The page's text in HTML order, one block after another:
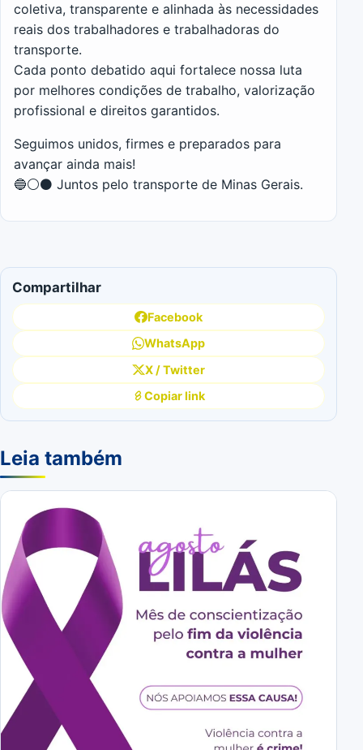
coletiva, transparente e alinhada às necessidades
reais dos trabalhadores e trabalhadoras do
transporte.
Cada ponto debatido aqui fortalece nossa luta
por melhores condições de trabalho, valorização
profissional e direitos garantidos.
Seguimos unidos, firmes e preparados para
avançar ainda mais!
🔵⚪⚫ Juntos pelo transporte de Minas Gerais.
Compartilhar
Facebook
WhatsApp
X / Twitter
Copiar link
Leia também